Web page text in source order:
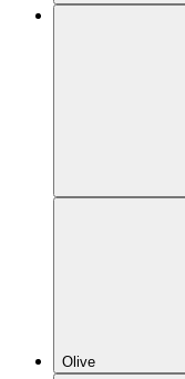
Olive